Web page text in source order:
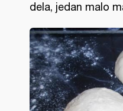
dela, jedan malo